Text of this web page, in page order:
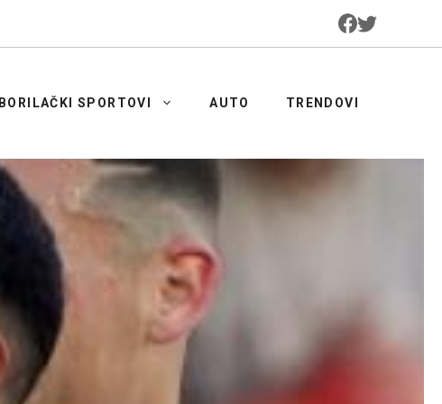
BORILAČKI SPORTOVI AUTO TRENDOVI